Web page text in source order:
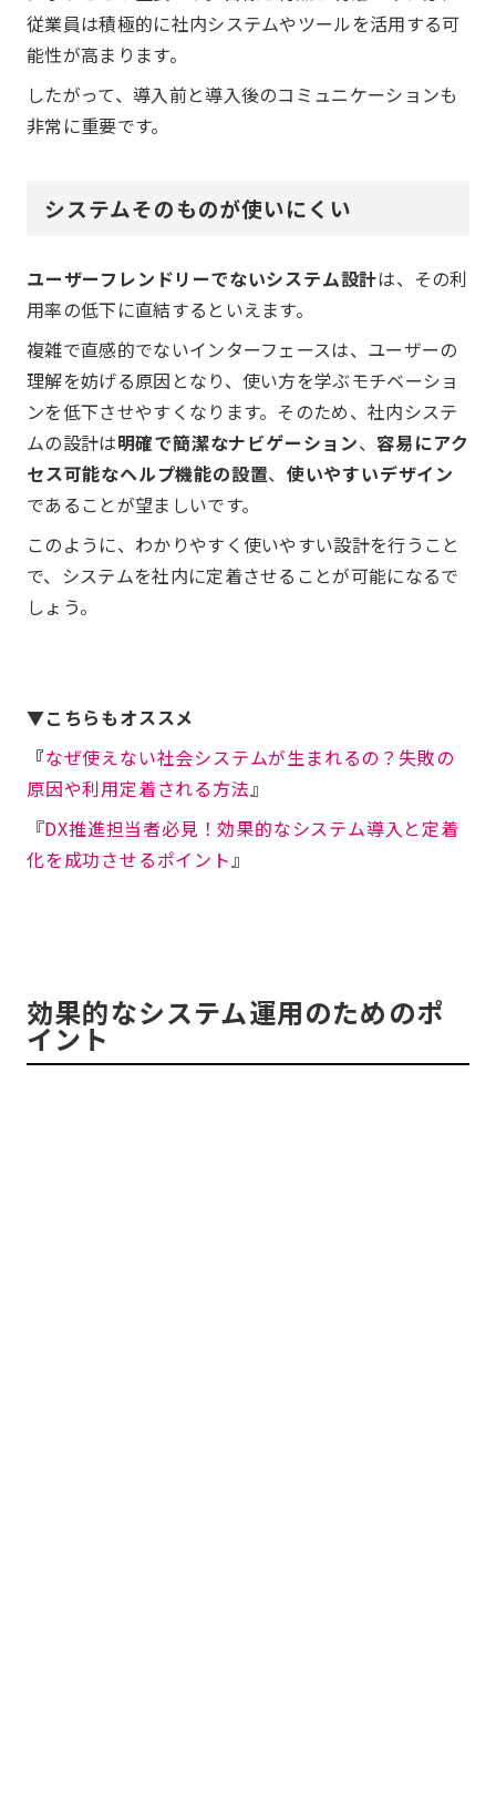
従業員は積極的に社内システムやツールを活用する可
能性が高まります。
したがって、導入前と導入後のコミュニケーションも
非常に重要です。
システムそのものが使いにくい
ユーザーフレンドリーでないシステム設計は、その利
用率の低下に直結するといえます。
複雑で直感的でないインターフェースは、ユーザーの
理解を妨げる原因となり、使い方を学ぶモチベーショ
ンを低下させやすくなります。そのため、社内システ
ムの設計は明確で簡潔なナビゲーション、容易にアク
セス可能なヘルプ機能の設置、 使いやすいデザイン
であることが望ましいです。
このように、わかりやすく使いやすい設計を行うこと
で、システムを社内に定着させることが可能になるで
しょう。
▼こちらもオススメ
『なぜ使えない社会システムが生まれるの？失敗の
原因や利用定着される方法』
『DX推進担当者必見！効果的なシステム導入と定着
化を成功させるポイント』
効果的なシステム運用のためのポ
イント